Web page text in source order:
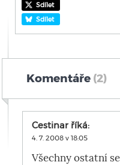
Sdílet
Sdílet
Komentáře (2)
Cestinar říká:
4. 7. 2008 v 18:05
Všechny ostatní